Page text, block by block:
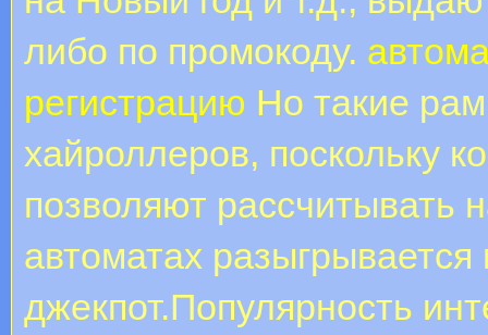
либо по промокоду.
регистрацию Но такие
хайроллеров, поскольку
позволяют рассчитывать
автоматах разыгрывается
джекпот.Популярность